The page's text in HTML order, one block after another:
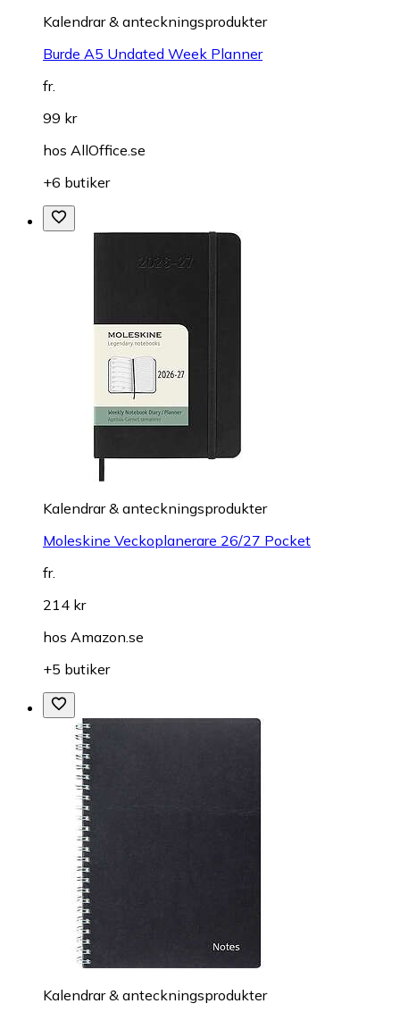
Kalendrar & anteckningsprodukter
Burde A5 Undated Week Planner
fr.
99 kr
hos AllOffice.se
+6 butiker
Kalendrar & anteckningsprodukter
Moleskine Veckoplanerare 26/27 Pocket
fr.
214 kr
hos Amazon.se
+5 butiker
Kalendrar & anteckningsprodukter